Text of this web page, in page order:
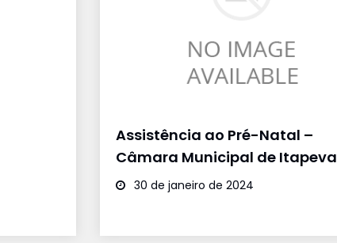
Assistência ao Pré-Natal –
Câmara Municipal de Itapeva
30 de janeiro de 2024